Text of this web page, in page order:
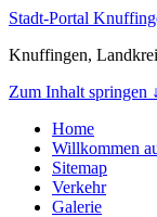
Stadt-Portal
Knuffingen,
Zum Inhalt springen ↓
Home
Willkommen
Sitemap
Verkehr
Galerie